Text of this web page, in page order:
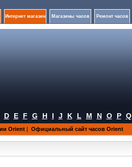
Интернет магазин Магазины часов Ремонт часов
D E F G H I J K L M N O P Q
Orient | Официальный сайт часов Orient